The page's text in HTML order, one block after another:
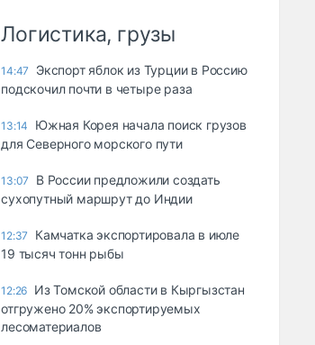
Логистика, грузы
14:47
Экспорт яблок из Турции в Россию
подскочил почти в четыре раза
13:14
Южная Корея начала поиск грузов
для Северного морского пути
13:07
В России предложили создать
сухопутный маршрут до Индии
12:37
Камчатка экспортировала в июле
19 тысяч тонн рыбы
12:26 Из Томской области в Кыргызстан
отгружено 20% экспортируемых
лесоматериалов